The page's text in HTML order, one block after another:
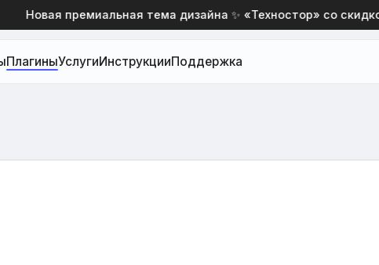
Новая премиальная тема дизайна ✨ «Техностор» со скидкой
ПлагиныУслугиИнструкцииПоддержка